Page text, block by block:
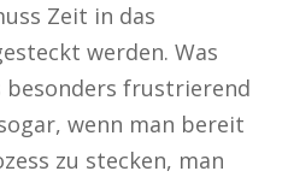
Zeit in das
werden. Was
besonders frustrierend
wenn man bereit
zu stecken, man